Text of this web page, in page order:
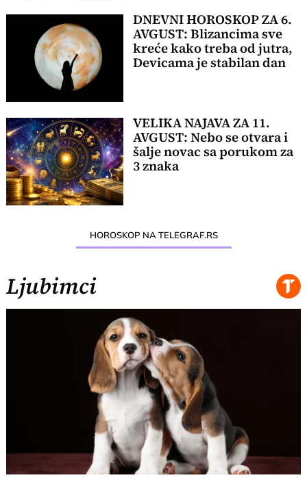
DNEVNI HOROSKOP ZA 6.
AVGUST: Blizancima sve
kreće kako treba od jutra,
Devicama je stabilan dan
VELIKA NAJAVA ZA 11.
AVGUST: Nebo se otvara i
šalje novac sa porukom za
3 znaka
HOROSKOP NA TELEGRAF.RS
Ljubimci